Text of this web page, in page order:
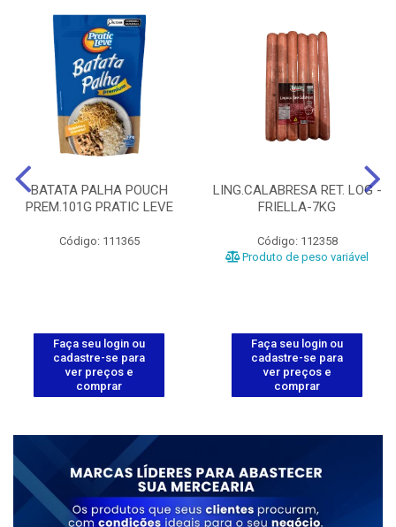
BATATA PALHA POUCH
PREM.101G PRATIC LEVE
Código: 111365
Faça seu login ou
cadastre-se para
ver preços e
comprar
LING.CALABRESA RET. LOG -
FRIELLA-7KG
Código: 112358
Produto de peso variável
Faça seu login ou
cadastre-se para
ver preços e
comprar